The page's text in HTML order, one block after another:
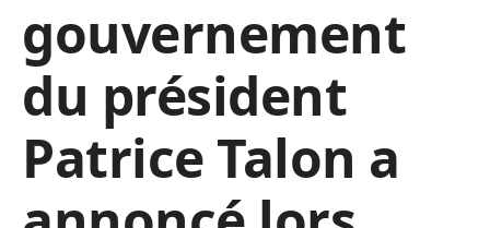
gouvernement
du président
Patrice Talon a